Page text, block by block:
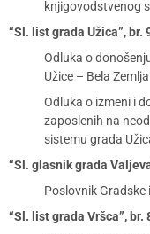
knjigovodstvenog
“Sl. list grada Užica”,
Odluka o
Užice – Bela
Odluka o izmeni i
zaposlenih na
sistemu grada
“Sl. glasnik grada
Poslovnik Gradske
“Sl. list grada Vršca”,